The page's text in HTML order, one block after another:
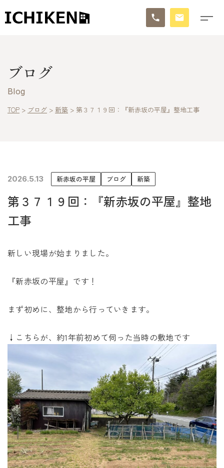
ブログ
モデルハウス
太陽に素直な家
未来に住み継ぐ平屋
会社情報
Tel. 0257-27-2157
ブログ
Blog
TOP > ブログ > 新築 > 第３７１９回：『新赤坂の平屋』整地工事
2026.5.13 新赤坂の平屋 ブログ 新築
第３７１９回：『新赤坂の平屋』整地
工事
新しい現場が始まりました。
『新赤坂の平屋』です！
まず初めに、整地から行っていきます。
↓こちらが、約1年前初めて伺った当時の敷地です